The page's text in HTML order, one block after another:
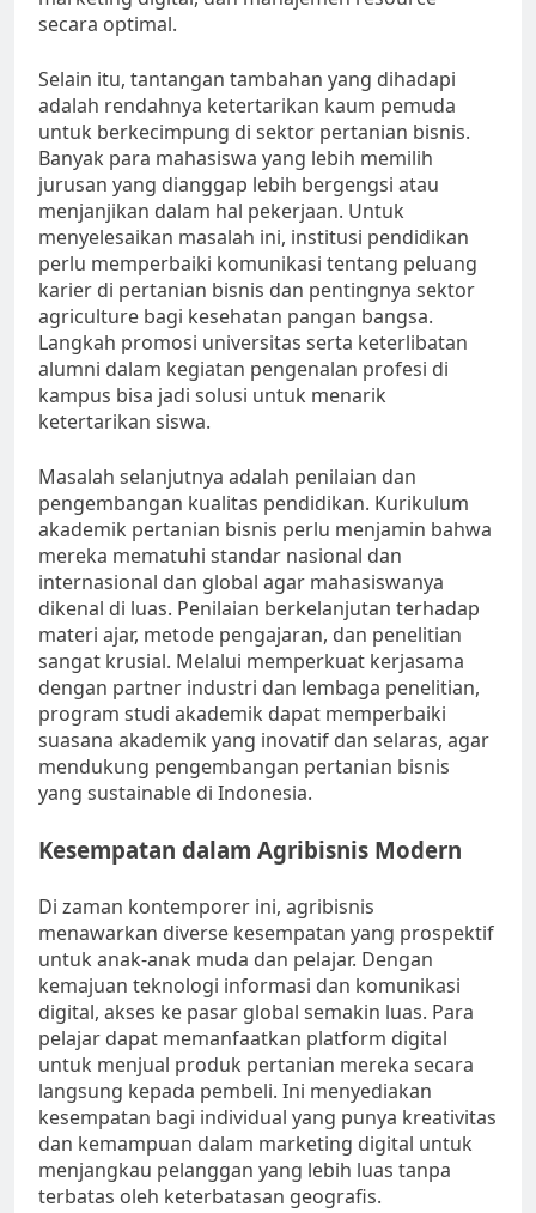
secara optimal.
Selain itu, tantangan tambahan yang dihadapi
adalah rendahnya ketertarikan kaum pemuda
untuk berkecimpung di sektor pertanian bisnis.
Banyak para mahasiswa yang lebih memilih
jurusan yang dianggap lebih bergengsi atau
menjanjikan dalam hal pekerjaan. Untuk
menyelesaikan masalah ini, institusi pendidikan
perlu memperbaiki komunikasi tentang peluang
karier di pertanian bisnis dan pentingnya sektor
agriculture bagi kesehatan pangan bangsa.
Langkah promosi universitas serta keterlibatan
alumni dalam kegiatan pengenalan profesi di
kampus bisa jadi solusi untuk menarik
ketertarikan siswa.
Masalah selanjutnya adalah penilaian dan
pengembangan kualitas pendidikan. Kurikulum
akademik pertanian bisnis perlu menjamin bahwa
mereka mematuhi standar nasional dan
internasional dan global agar mahasiswanya
dikenal di luas. Penilaian berkelanjutan terhadap
materi ajar, metode pengajaran, dan penelitian
sangat krusial. Melalui memperkuat kerjasama
dengan partner industri dan lembaga penelitian,
program studi akademik dapat memperbaiki
suasana akademik yang inovatif dan selaras, agar
mendukung pengembangan pertanian bisnis
yang sustainable di Indonesia.
Kesempatan dalam Agribisnis Modern
Di zaman kontemporer ini, agribisnis
menawarkan diverse kesempatan yang prospektif
untuk anak-anak muda dan pelajar. Dengan
kemajuan teknologi informasi dan komunikasi
digital, akses ke pasar global semakin luas. Para
pelajar dapat memanfaatkan platform digital
untuk menjual produk pertanian mereka secara
langsung kepada pembeli. Ini menyediakan
kesempatan bagi individual yang punya kreativitas
dan kemampuan dalam marketing digital untuk
menjangkau pelanggan yang lebih luas tanpa
terbatas oleh keterbatasan geografis.